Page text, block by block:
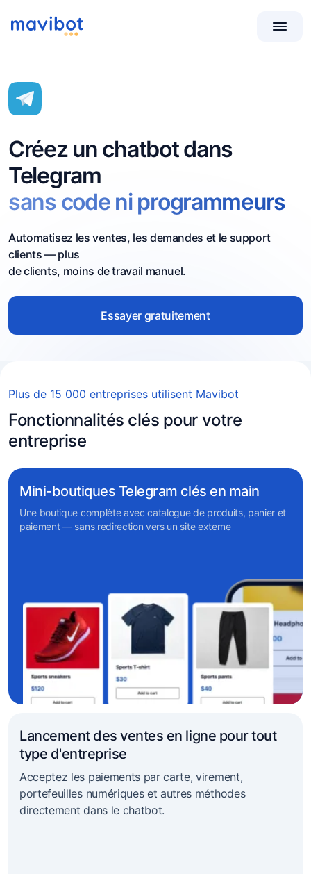
Créez un chatbot dans
Telegram
sans code ni programmeurs
Automatisez les ventes, les demandes et le support
clients — plus
de clients, moins de travail manuel.
Essayer gratuitement
Plus de 15 000 entreprises utilisent Mavibot
Fonctionnalités clés pour votre
entreprise
Mini-boutiques Telegram clés en main
Une boutique complète avec catalogue de produits, panier et
paiement — sans redirection vers un site externe
Lancement des ventes en ligne pour tout
type d'entreprise
Acceptez les paiements par carte, virement,
portefeuilles numériques et autres méthodes
directement dans le chatbot.